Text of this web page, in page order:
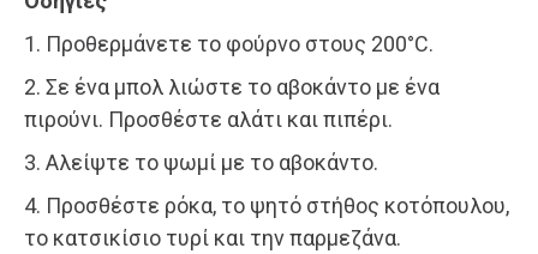
1. Προθερμάνετε το φούρνο στους 200°C.
2. Σε ένα μπολ λιώστε το αβοκάντο με ένα
πιρούνι. Προσθέστε αλάτι και πιπέρι.
3. Αλείψτε το ψωμί με το αβοκάντο.
4. Προσθέστε ρόκα, το ψητό στήθος κοτόπουλου,
το κατσικίσιο τυρί και την παρμεζάνα.